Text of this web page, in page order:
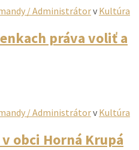
/ Administrátorv Kultúra
práva voliť a
/ Administrátorv Kultúra
obci Horná Krupá